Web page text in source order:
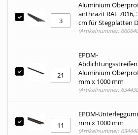
Aluminium
anthrazit RAL 7016,
cm für Stegplatten
(Artikelnummer:
EPDM-
Aluminium
mm x 1000 mm
(Artikelnummer:
EPDM-
mm x 1000 mm
(Artikelnummer: